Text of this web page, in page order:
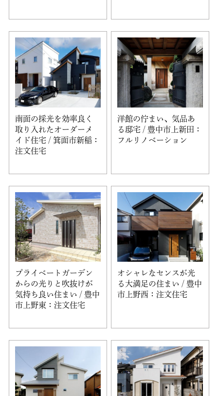
南面の採光を効率良く
取り入れたオーダーメ
イド住宅 / 箕面市新稲：
注文住宅
洋館の佇まい、気品あ
る邸宅 / 豊中市上新田：
フルリノベーション
プライベートガーデン
からの光りと吹抜けが
気持ち良い住まい / 豊中
市上野東：注文住宅
オシャレなセンスが光
る大満足の住まい / 豊中
市上野西：注文住宅